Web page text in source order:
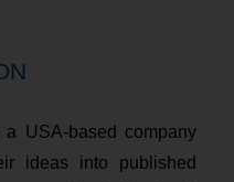
USA-based company
ideas into published